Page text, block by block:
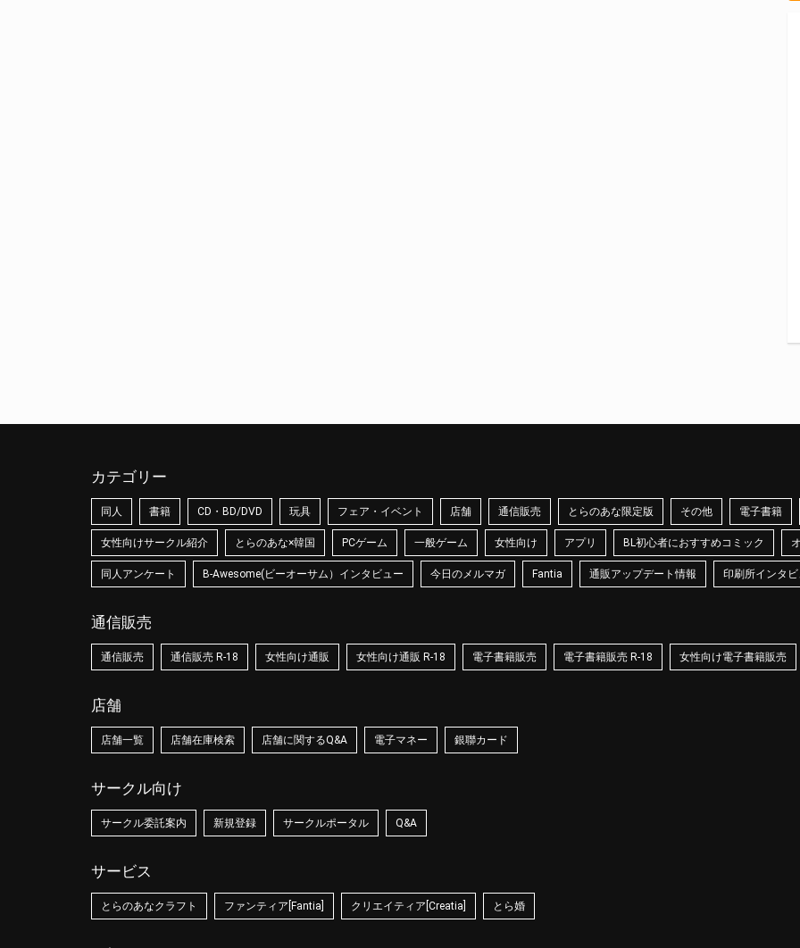
カテゴリー
同人 書籍 CD・BD/DVD 玩具 フェア・イベント 店舗 通信販売 とらのあな限定版 その他 電子書籍
女性向けサークル紹介 とらのあな×韓国 PCゲーム 一般ゲーム 女性向け アプリ BL初心者におすすめコミック
同人アンケート B-Awesome(ビーオーサム）インタビュー 今日のメルマガ Fantia 通販アップデート情報 印刷所インタ
通信販売
通信販売 通信販売 R-18 女性向け通販 女性向け通販 R-18 電子書籍販売 電子書籍販売 R-18 女性向け電子書籍販売
店舗
店舗一覧 店舗在庫検索 店舗に関するQ&A 電子マネー 銀聯カード
サークル向け
サークル委託案内 新規登録 サークルポータル Q&A
サービス
とらのあなクラフト ファンティア[Fantia] クリエイティア[Creatia] とら婚